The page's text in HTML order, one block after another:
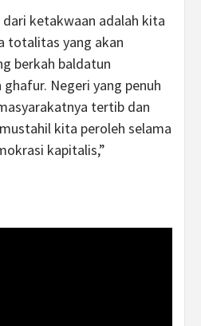
ketakwaan adalah kita
totalitas yang akan
berkah baldatun
Negeri yang penuh
tertib dan
kita peroleh selama
kapitalis,”